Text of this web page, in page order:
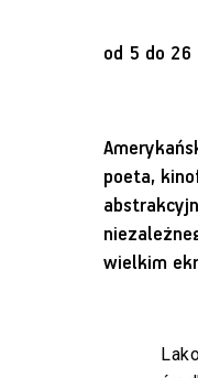
od 5 do 26
poeta,
wielkim